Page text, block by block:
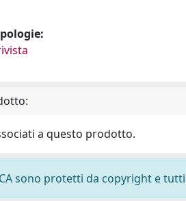
a questo prodotto.
sono protetti da copyright e